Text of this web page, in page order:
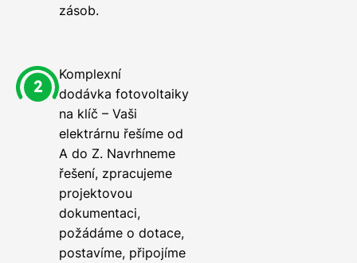
zásob.
Komplexní
dodávka fotovoltaiky
na klíč – Vaši
elektrárnu řešíme od
A do Z. Navrhneme
řešení, zpracujeme
projektovou
dokumentaci,
požádáme o dotace,
postavíme, připojíme